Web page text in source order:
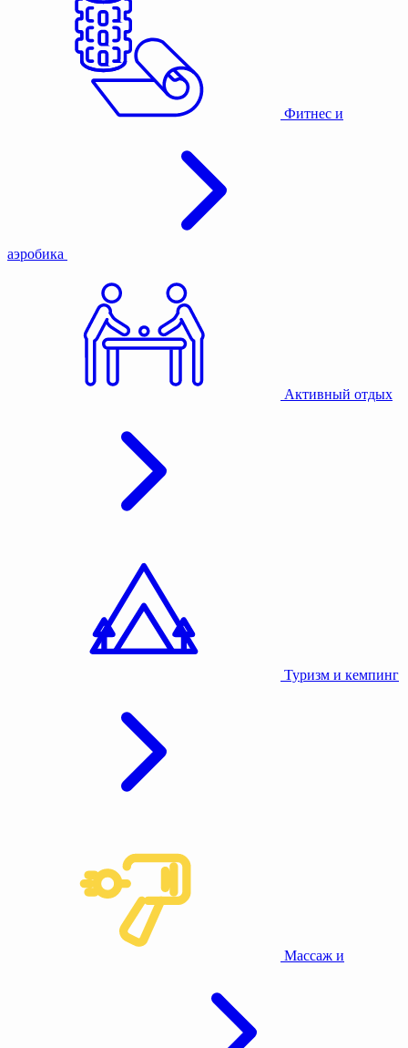
Фитнес и
аэробика
Активный отдых
Туризм и кемпинг
Массаж и